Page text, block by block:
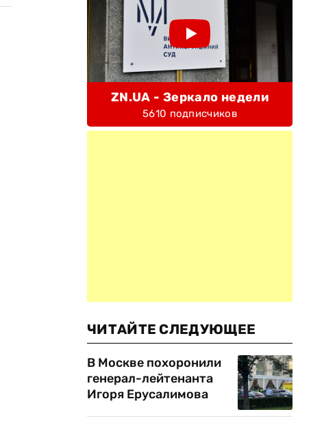
ZN.UA - Зеркало недели
5610 подписчиков
ЧИТАЙТЕ СЛЕДУЮЩЕЕ
В Москве похоронили
генерал-лейтенанта
Игоря Ерусалимова